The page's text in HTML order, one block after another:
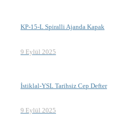
KP-15-L Spiralli Ajanda Kapak
9 Eylül 2025
İstiklal-YSL Tarihsiz Cep Defter
9 Eylül 2025